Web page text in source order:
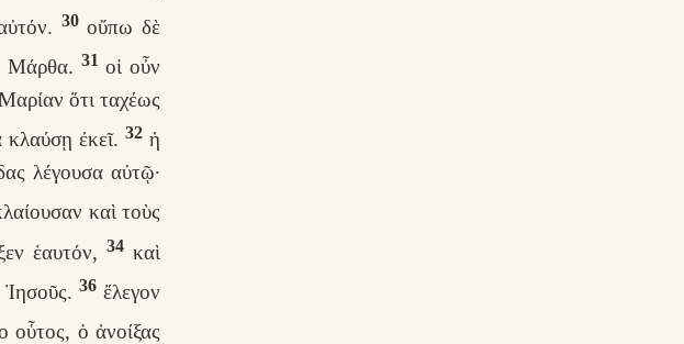
30 οὔπω δὲ
Μάρθα. 31οἱ οὖν
ὅτι ταχέως
κλαύσῃ ἐκεῖ. 32ἡ
λέγουσα αὐτῷ·
καὶ τοὺς
ἑαυτόν, 34καὶ
Ἰησοῦς. 36 ἔλεγον
οὗτος, ὁ ἀνοίξας